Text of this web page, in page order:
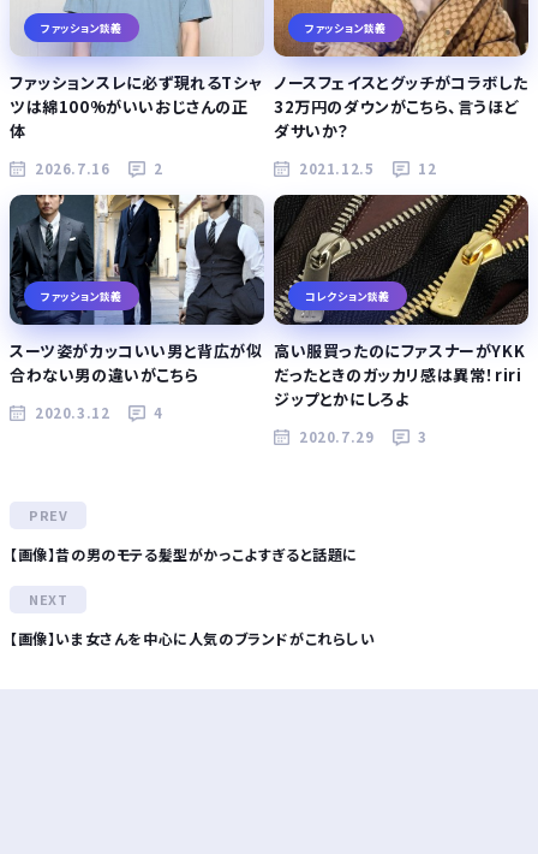
ファッション談義
ファッションスレに必ず現れるTシャ
ツは綿100%がいいおじさんの正
体
2026.7.16 2
ファッション談義
ノースフェイスとグッチがコラボした
32万円のダウンがこちら、言うほど
ダサいか？
2021.12.5 12
ファッション談義
スーツ姿がカッコいい男と背広が似
合わない男の違いがこちら
2020.3.12 4
コレクション談義
高い服買ったのにファスナーがYKK
だったときのガッカリ感は異常！riri
ジップとかにしろよ
2020.7.29 3
【画像】昔の男のモテる髪型がかっこよすぎると話題に
【画像】いま女さんを中心に人気のブランドがこれらしい